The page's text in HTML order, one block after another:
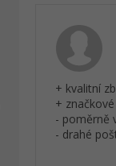
+ kvalitní
+
- poměrně
- drahé